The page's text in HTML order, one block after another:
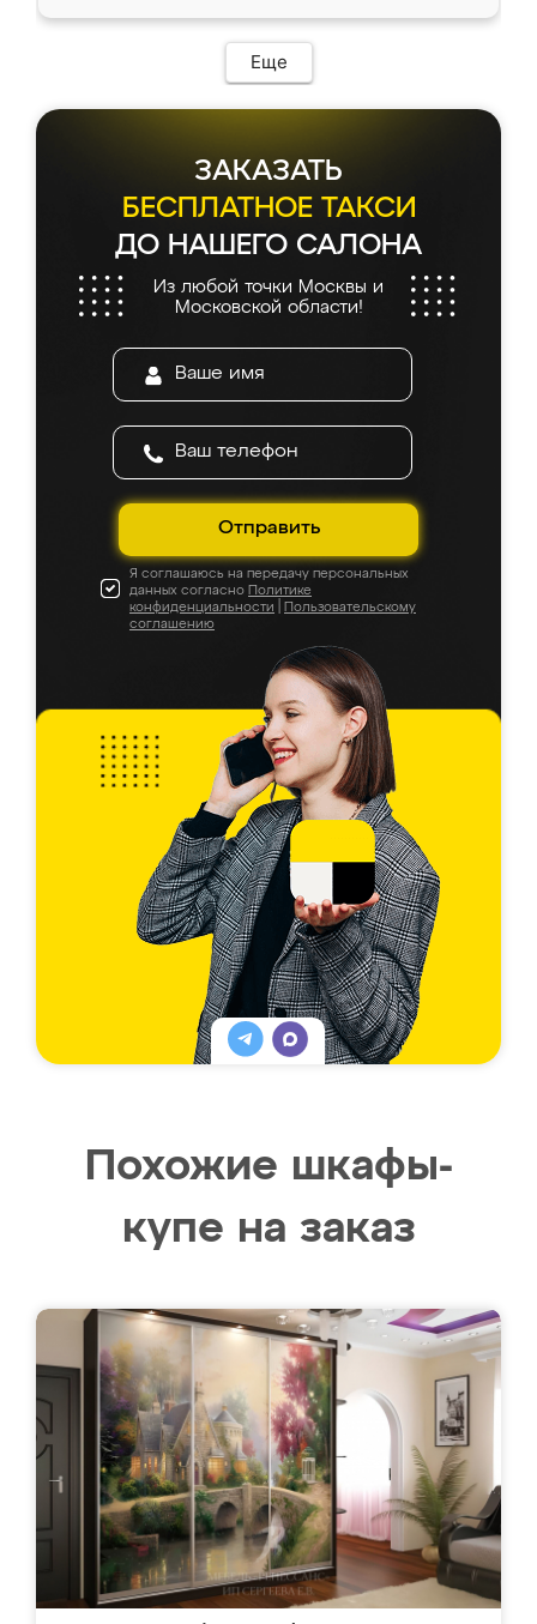
Еще
ЗАКАЗАТЬ
БЕСПЛАТНОЕ ТАКСИ
ДО НАШЕГО САЛОНА
Из любой точки Москвы и
Московской области!
Отправить
Я соглашаюсь на передачу персональных
данных согласно Политике
конфиденциальности
Пользовательскому
соглашению
Похожие шкафы-
купе на заказ